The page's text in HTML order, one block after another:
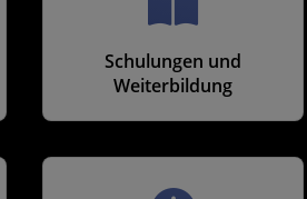
Schulungen und
Weiterbildung